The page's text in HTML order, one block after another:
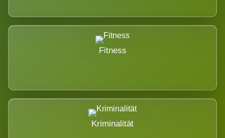
Fitness
Kriminalität